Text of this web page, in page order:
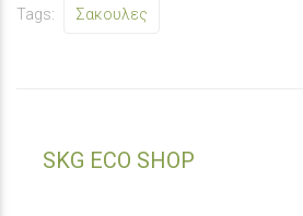
Tags: Σακουλες
SKG ECO SHOP